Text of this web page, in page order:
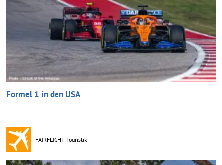
Formel 1 in den USA
FAIRFLIGHT Touristik